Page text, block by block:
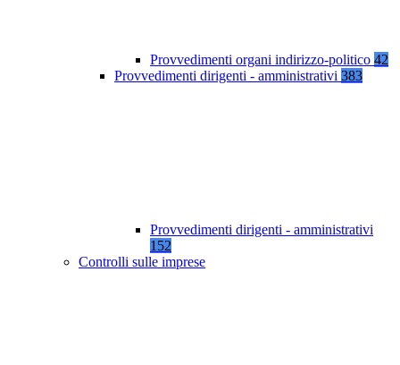
Provvedimenti organi indirizzo-politico 42
Provvedimenti dirigenti - amministrativi 383
Provvedimenti dirigenti - amministrativi
152
Controlli sulle imprese